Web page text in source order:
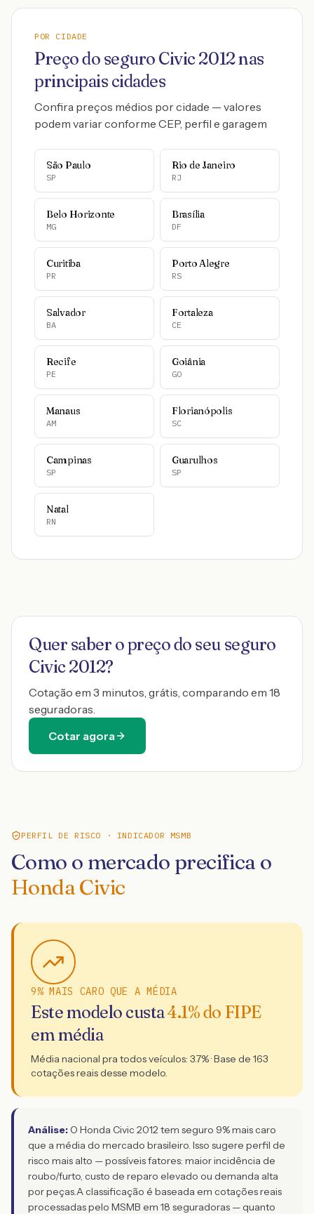
POR CIDADE
Preço do seguro Civic 2012nas
principais cidades
Confira preços médios por cidade — valores
podem variar conforme CEP, perfil e garagem
São Paulo
SP
Rio de Janeiro
RJ
Belo Horizonte
MG
Brasília
DF
Curitiba
PR
Porto Alegre
RS
Salvador
BA
Fortaleza
CE
Recife
PE
Goiânia
GO
Manaus
AM
Florianópolis
SC
Campinas
SP
Guarulhos
SP
Natal
RN
Quer saber o preço do seu seguro
Civic 2012?
Cotação em 3 minutos, grátis, comparando em 18
seguradoras.
Cotar agora
PERFIL DE RISCO · INDICADOR MSMB
Como o mercado precifica o
Honda Civic
9% MAIS CARO QUE A MÉDIA
Este modelo custa4.1% do FIPE
em média
Média nacional pra todos veículos: 3.7% · Base de 163
cotações reais desse modelo.
Análise: O Honda Civic 2012 tem seguro 9% mais caro
que a média do mercado brasileiro. Isso sugere perfil de
risco mais alto — possíveis fatores: maior incidência de
roubo/furto, custo de reparo elevado ou demanda alta
por peças.A classificação é baseada em cotações reais
processadas pelo MSMB em 18 seguradoras — quanto